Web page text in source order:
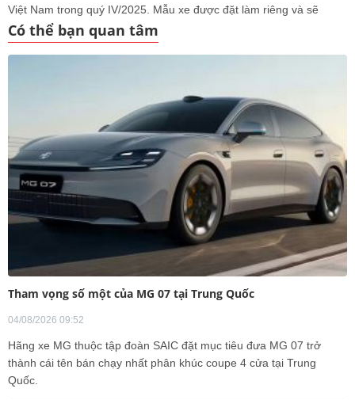
Việt Nam trong quý IV/2025. Mẫu xe được đặt làm riêng và sẽ
mang thương hiệu TMT.
Có thể bạn quan tâm
Tham vọng số một của MG 07 tại Trung Quốc
04/08/2026 09:52
Hãng xe MG thuộc tập đoàn SAIC đặt mục tiêu đưa MG 07 trở
thành cái tên bán chạy nhất phân khúc coupe 4 cửa tại Trung
Quốc.